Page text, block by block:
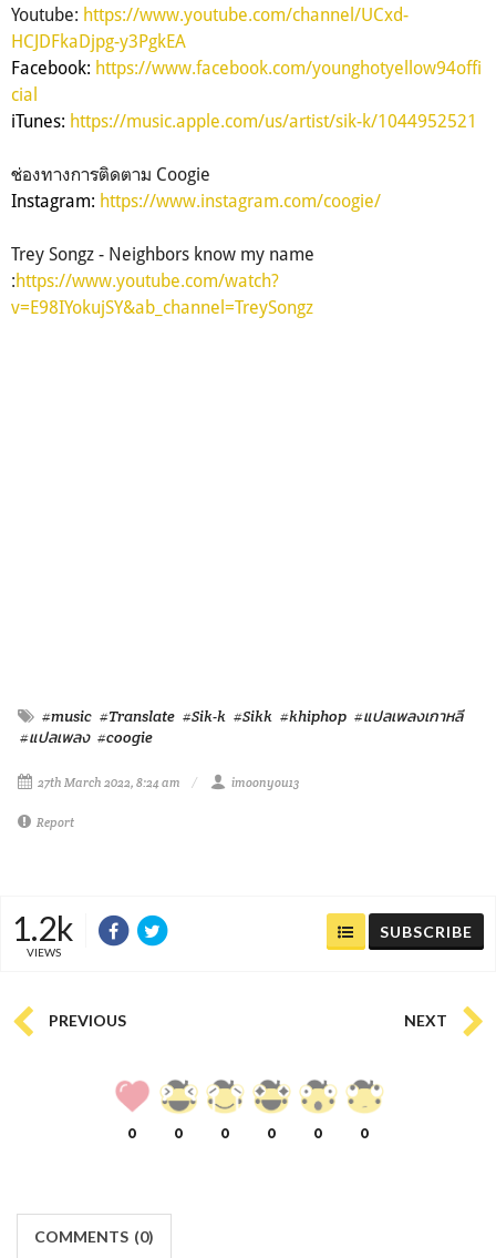
Youtube: https://www.youtube.com/channel/UCxd-
HCJDFkaDjpg-y3PgkEA
Facebook: https://www.facebook.com/younghotyellow94offi
cial
iTunes: https://music.apple.com/us/artist/sik-k/1044952521
ช่องทางการติดตาม Coogie
Instagram: https://www.instagram.com/coogie/
Trey Songz - Neighbors know my name
:https://www.youtube.com/watch?
v=E98IYokujSY&ab_channel=TreySongz
#music #Translate #Sik-k #Sikk #khiphop #แปลเพลงเกาหลี
#แปลเพลง #coogie
27th March 2022, 8:24 am imoonyou13
Report
1.2k
VIEWS
SUBSCRIBE
PREVIOUS NEXT
0 0 0 0 0 0
COMMENTS (0)